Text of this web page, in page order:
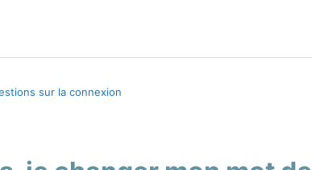
sur la connexion